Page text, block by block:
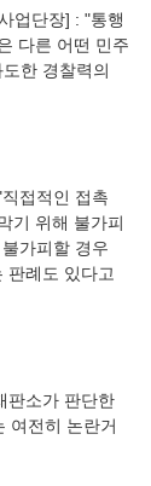
업단장] : "통행
다른 어떤 민주
한 경찰력의
접적인 접촉
기 위해 불가피
가피할 경우
판례도 있다고
판소가 판단한
여전히 논란거